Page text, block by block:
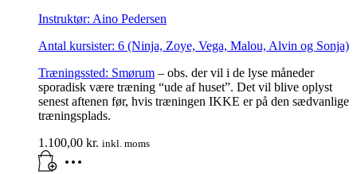
Instruktør: Aino Pedersen
Antal kursister: 6 (Ninja, Zoye, Vega, Malou, Alvin og Sonja)
Træningssted: Smørum – obs. der vil i de lyse måneder
sporadisk være træning “ude af huset”. Det vil blive oplyst
senest aftenen før, hvis træningen IKKE er på den sædvanlige
træningsplads.
1.100,00 kr. inkl. moms